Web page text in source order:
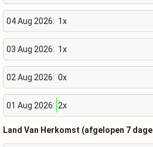
04 Aug 2026: 1x
03 Aug 2026: 1x
02 Aug 2026: 0x
01 Aug 2026: 2x
Land Van Herkomst (afgelopen 7